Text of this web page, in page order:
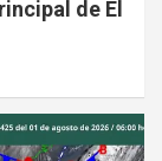
de El